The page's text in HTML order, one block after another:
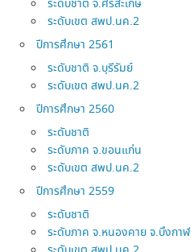
ระดับชาติ จ.ศรีสะเกษ
ระดับเขต สพป.นค.2
ปีการศึกษา 2561
ระดับชาติ จ.บุรีรัมย์
ระดับเขต สพป.นค.2
ปีการศึกษา 2560
ระดับชาติ
ระดับภาค จ.ขอนแก่น
ระดับเขต สพป.นค.2
ปีการศึกษา 2559
ระดับชาติ
ระดับภาค จ.หนองคาย จ.บึงกาฬ